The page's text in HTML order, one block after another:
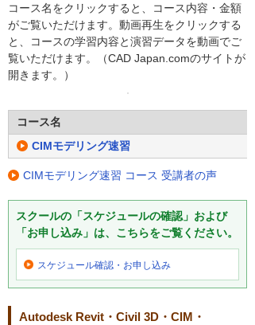
コース名をクリックすると、コース内容・金額
がご覧いただけます。動画再生をクリックする
と、コースの学習内容と演習データを動画でご
覧いただけます。（CAD Japan.comのサイトが
開きます。）
コース名
CIMモデリング速習
CIMモデリング速習 コース 受講者の声
スクールの「スケジュールの確認」および
「お申し込み」は、こちらをご覧ください。
スケジュール確認・ お申し込み
Autodesk Revit・Civil 3D・CIM・